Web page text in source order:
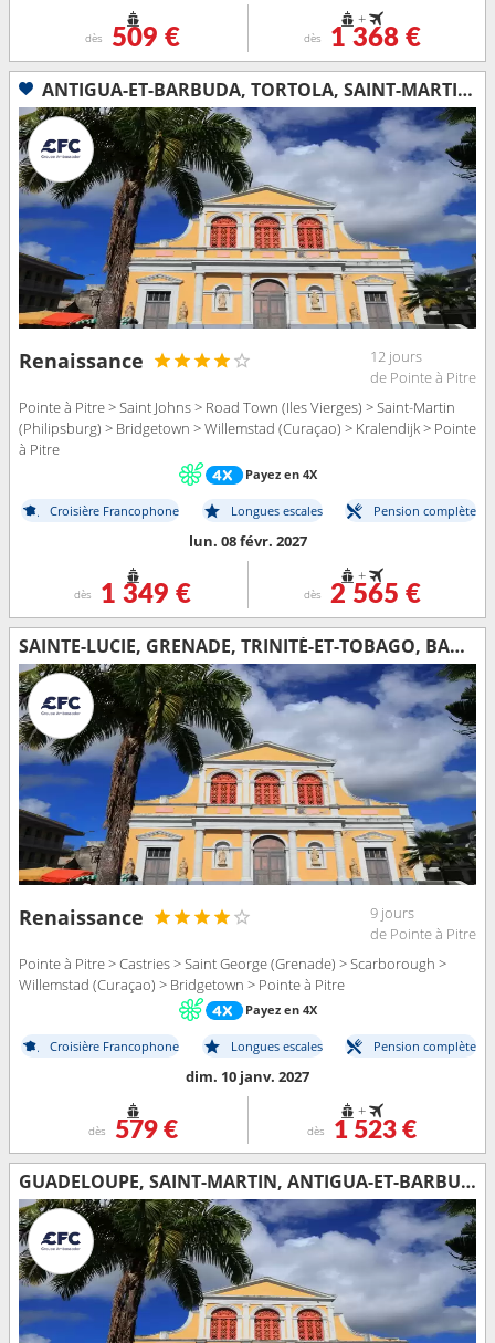
dès 509 €
+
dès 1 368 €
ANTIGUA-ET-BARBUDA, TORTOLA, SAINT-MARTIN, BARBADE, BONAIRE, GUADELOUPE
Renaissance
12 jours
de Pointe à Pitre
Pointe à Pitre > Saint Johns > Road Town (Iles Vierges) > Saint-Martin
(Philipsburg) > Bridgetown > Willemstad (Curaçao) > Kralendijk > Pointe
à Pitre
Payez en 4X
Croisière Francophone Longues escales Pension complète
lun. 08 févr. 2027
dès 1 349 €
+
dès 2 565 €
SAINTE-LUCIE, GRENADE, TRINITÉ-ET-TOBAGO, BARBADE, GUADELOUPE
Renaissance
9 jours
de Pointe à Pitre
Pointe à Pitre > Castries > Saint George (Grenade) > Scarborough >
Willemstad (Curaçao) > Bridgetown > Pointe à Pitre
Payez en 4X
Croisière Francophone Longues escales Pension complète
dim. 10 janv. 2027
dès 579 €
+
dès 1 523 €
GUADELOUPE, SAINT-MARTIN, ANTIGUA-ET-BARBUDA, ARUBA, BONAIRE, GRENADE